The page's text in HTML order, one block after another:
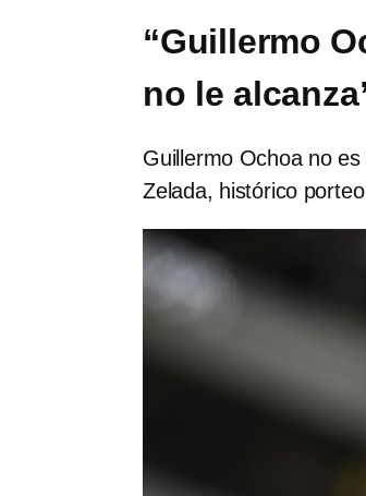
“Guillermo
no le
Guillermo Ochoa no
Zelada, histórico